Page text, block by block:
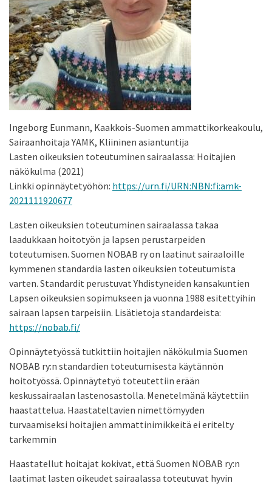
Ingeborg Eunmann, Kaakkois-Suomen ammattikorkeakoulu,
Sairaanhoitaja YAMK, Kliininen asiantuntija
Lasten oikeuksien toteutuminen sairaalassa: Hoitajien
näkökulma (2021)
Linkki opinnäytetyöhön: https://urn.fi/URN:NBN:fi:amk-
2021111920677
Lasten oikeuksien toteutuminen sairaalassa takaa
laadukkaan hoitotyön ja lapsen perustarpeiden
toteutumisen. Suomen NOBAB ry on laatinut sairaaloille
kymmenen standardia lasten oikeuksien toteutumista
varten. Standardit perustuvat Yhdistyneiden kansakuntien
Lapsen oikeuksien sopimukseen ja vuonna 1988 esitettyihin
sairaan lapsen tarpeisiin. Lisätietoja standardeista:
https://nobab.fi/
Opinnäytetyössä tutkittiin hoitajien näkökulmia Suomen
NOBAB ry:n standardien toteutumisesta käytännön
hoitotyössä. Opinnäytetyö toteutettiin erään
keskussairaalan lastenosastolla. Menetelmänä käytettiin
haastattelua. Haastateltavien nimettömyyden
turvaamiseksi hoitajien ammattinimikkeitä ei eritelty
tarkemmin
Haastatellut hoitajat kokivat, että Suomen NOBAB ry:n
laatimat lasten oikeudet sairaalassa toteutuvat hyvin